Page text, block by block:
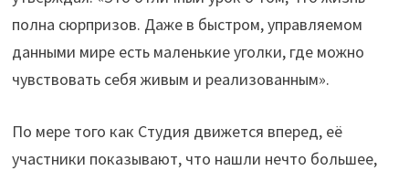
полна сюрпризов. Даже в быстром, управляемом
данными мире есть маленькие уголки, где можно
чувствовать себя живым и реализованным».
По мере того как Студия движется вперед, её
участники показывают, что нашли нечто большее,